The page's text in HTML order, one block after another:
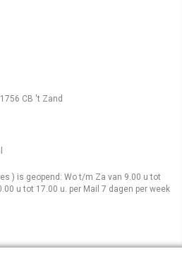
CB 't Zand
) is geopend: Wo t/m Za van 9.00 u tot
u tot 17.00 u. per Mail 7 dagen per week